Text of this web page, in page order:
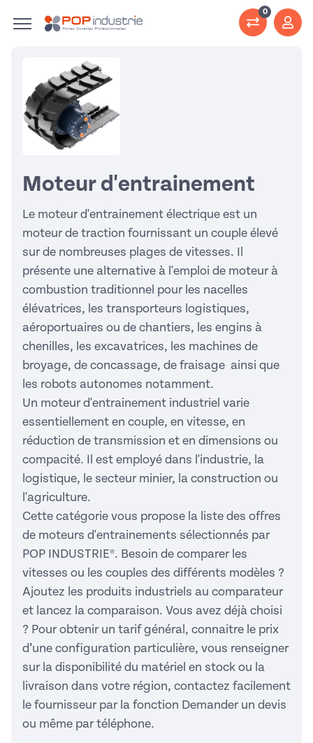
0
Moteur d'entrainement
Le moteur d'entrainement électrique est un
moteur de traction fournissant un couple élevé
sur de nombreuses plages de vitesses. Il
présente une alternative à l'emploi de moteur à
combustion traditionnel pour les nacelles
élévatrices, les transporteurs logistiques,
aéroportuaires ou de chantiers, les engins à
chenilles, les excavatrices, les machines de
broyage, de concassage, de fraisage ainsi que
les robots autonomes notamment.
Un moteur d'entrainement industriel varie
essentiellement en couple, en vitesse, en
réduction de transmission et en dimensions ou
compacité. Il est employé dans l'industrie, la
logistique, le secteur minier, la construction ou
l'agriculture.
Cette catégorie vous propose la liste des offres
de moteurs d'entrainements sélectionnés par
POP INDUSTRIE®. Besoin de comparer les
vitesses ou les couples des différents modèles ?
Ajoutez les produits industriels au comparateur
et lancez la comparaison. Vous avez déjà choisi
? Pour obtenir un tarif général, connaitre le prix
d’une configuration particulière, vous renseigner
sur la disponibilité du matériel en stock ou la
livraison dans votre région, contactez facilement
le fournisseur par la fonction Demander un devis
ou même par téléphone.